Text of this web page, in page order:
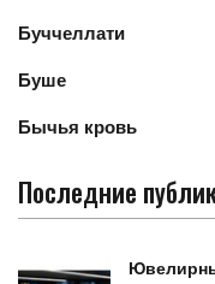
Буччеллати
Буше
Бычья кровь
Последние